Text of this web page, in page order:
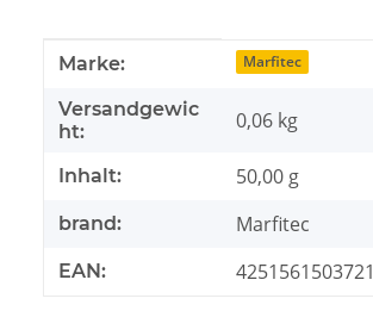
Produkteigenschaft
Wert
Marke: Marfitec
Versandgewic
ht:
0,06 kg
Inhalt: 50,00 g
brand: Marfitec
EAN: 4251561503721